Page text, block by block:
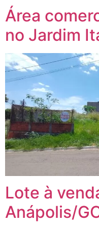
Área
no Jardim
Lote à
Anápolis/